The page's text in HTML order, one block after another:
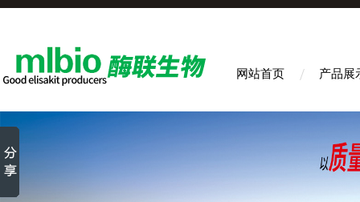
网站首页 产品展